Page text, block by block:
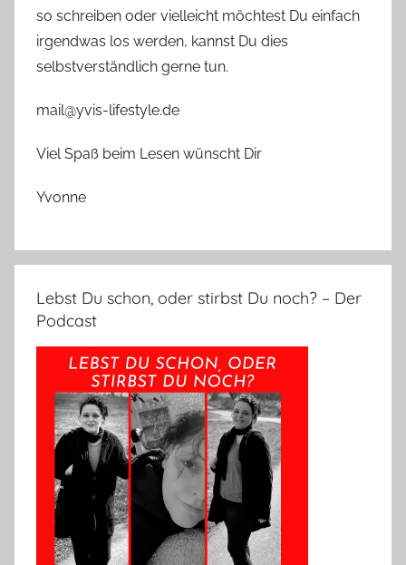
so schreiben oder vielleicht möchtest Du einfach
irgendwas los werden, kannst Du dies
selbstverständlich gerne tun.
mail@yvis-lifestyle.de
Viel Spaß beim Lesen wünscht Dir
Yvonne
Lebst Du schon, oder stirbst Du noch? – Der
Podcast